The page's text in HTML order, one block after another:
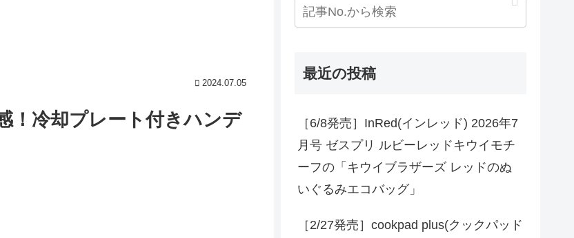
2024.07.05
！冷却プレート付きハンデ
最近の投稿
［6/8発売］InRed(インレッド) 2026年7
月号 ゼスプリ ルビーレッドキウイモチ
ーフの「キウイブラザーズ レッドのぬ
いぐるみエコバッグ」
［2/27発売］cookpad plus(クックパッド